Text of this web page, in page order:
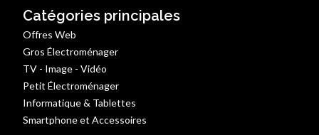
Catégories principales
Offres Web
Gros Électroménager
TV - Image - Vidéo
Petit Électroménager
Informatique & Tablettes
Smartphone et Accessoires